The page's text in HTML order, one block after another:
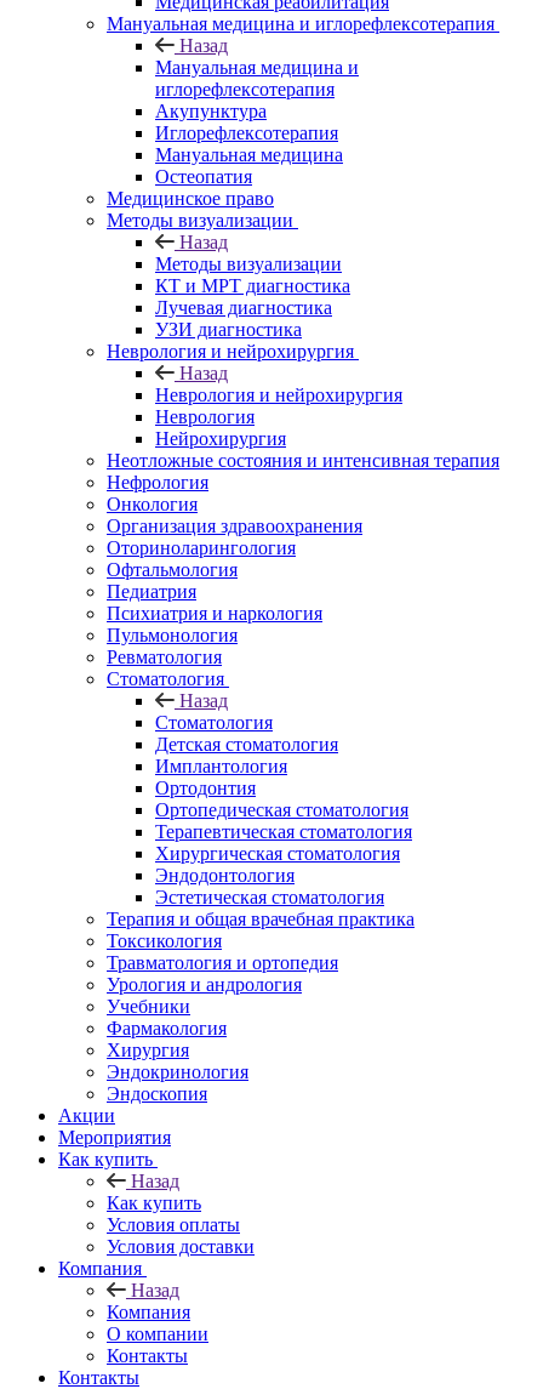
Мануальная медицина и иглорефлексотерапия
Назад
Мануальная медицина и
иглорефлексотерапия
Акупунктура
Иглорефлексотерапия
Мануальная медицина
Остеопатия
Медицинское право
Методы визуализации
Назад
Методы визуализации
КТ и МРТ диагностика
Лучевая диагностика
УЗИ диагностика
Неврология и нейрохирургия
Назад
Неврология и нейрохирургия
Неврология
Нейрохирургия
Неотложные состояния и интенсивная терапия
Нефрология
Онкология
Организация здравоохранения
Оториноларингология
Офтальмология
Педиатрия
Психиатрия и наркология
Пульмонология
Ревматология
Стоматология
Назад
Стоматология
Детская стоматология
Имплантология
Ортодонтия
Ортопедическая стоматология
Терапевтическая стоматология
Хирургическая стоматология
Эндодонтология
Эстетическая стоматология
Терапия и общая врачебная практика
Токсикология
Травматология и ортопедия
Урология и андрология
Учебники
Фармакология
Хирургия
Эндокринология
Эндоскопия
Акции
Мероприятия
Как купить
Назад
Как купить
Условия оплаты
Условия доставки
Компания
Назад
Компания
О компании
Контакты
Контакты